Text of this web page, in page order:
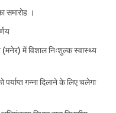
समारोह ।
(मनेर) में विशाल निःशुल्क स्वास्थ्य
पर्याप्त गन्ना दिलाने के लिए चलेगा